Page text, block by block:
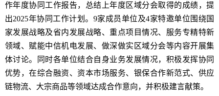
作年度协同工作报告，总结上年度区域分会取得的成绩，提
出2025年协同工作计划。9家成员单位及4家特邀单位围绕国
家发展战略及省内发展战略、重点项目情况、服务专精特新
领域、赋能中信机电发展、做深做实区域分会等内容开展集
体讨论。同时各单位结合自身业务发展情况，积极发挥协同
优势，在综合融资、资本市场服务、银保合作新范式、供应
链物流、大宗商品等领域达成合作意向，并积极建言献策。